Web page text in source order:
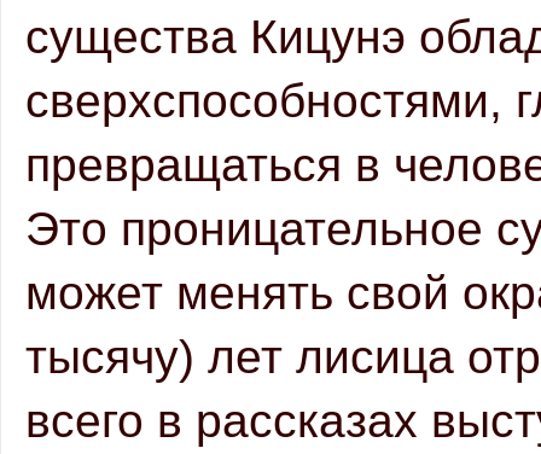
существа Кицунэ
сверхспособностями,
превращаться в
Это проницательное
может менять свой
тысячу) лет лисица
всего в рассказах